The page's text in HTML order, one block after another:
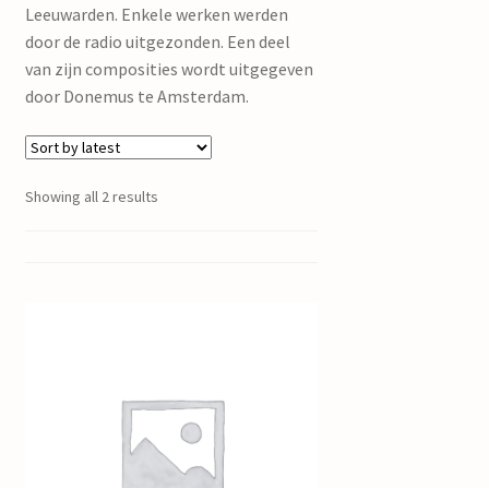
Leeuwarden. Enkele werken werden
door de radio uitgezonden. Een deel
van zijn composities wordt uitgegeven
door Donemus te Amsterdam.
Showing all 2 results